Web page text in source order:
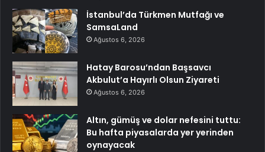
İstanbul’da Türkmen Mutfağı ve
SamsaLand
Ağustos 6, 2026
Hatay Barosu’ndan Başsavcı
Akbulut’a Hayırlı Olsun Ziyareti
Ağustos 6, 2026
Altın, gümüş ve dolar nefesini tuttu:
Bu hafta piyasalarda yer yerinden
oynayacak